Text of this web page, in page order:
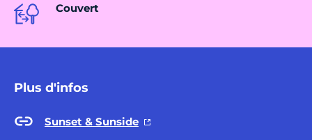
Couvert
Plus d'infos
Sunset & Sunside